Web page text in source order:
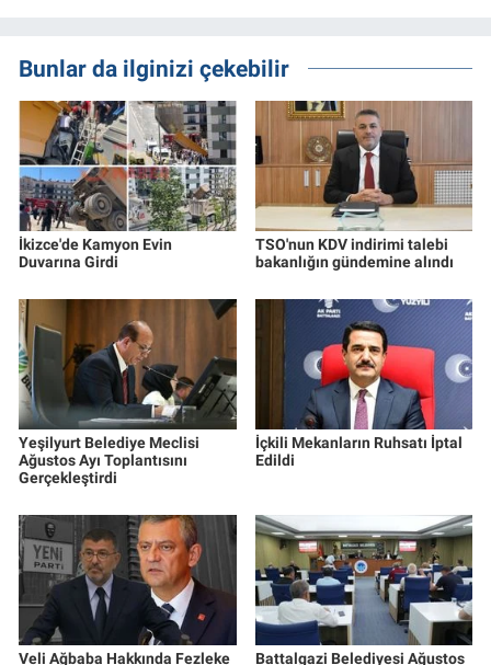
Bunlar da ilginizi çekebilir
İkizce'de Kamyon Evin
Duvarına Girdi
TSO'nun KDV indirimi talebi
bakanlığın gündemine alındı
Yeşilyurt Belediye Meclisi
Ağustos Ayı Toplantısını
Gerçekleştirdi
İçkili Mekanların Ruhsatı İptal
Edildi
Veli Ağbaba Hakkında Fezleke
Battalgazi Belediyesi Ağustos